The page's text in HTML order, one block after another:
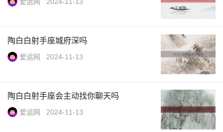
陶白白射手座城府深吗
爱运网 2024-11-13
陶白白射手座会主动找你聊天吗
爱运网 2024-11-13